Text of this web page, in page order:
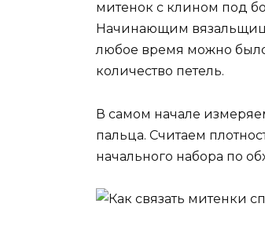
митенок с клином под
Начинающим
любое время можно
количество петель.
В самом начале
пальца. Считаем
начального набора по